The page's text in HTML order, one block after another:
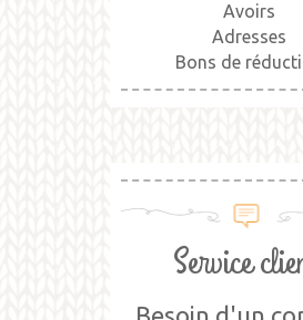
Avoirs
Adresses
Bons de
Service